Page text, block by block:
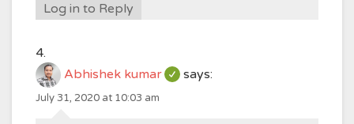
Log in to Reply
Abhishek kumar says:
July 31, 2020 at 10:03 am